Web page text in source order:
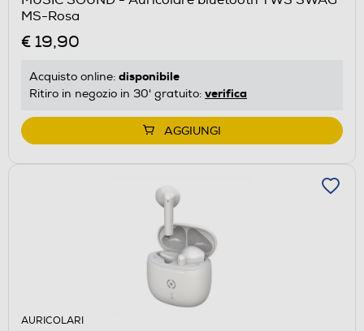
MS-Rosa
€ 19,90
Acquisto online: disponibile
Ritiro in negozio in 30' gratuito: verifica
AGGIUNGI
AURICOLARI